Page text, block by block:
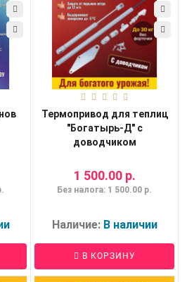
Термопривод для теплиц
"Богатырь-Д" с
доводчиком
1 500.00 р.
Без налога: 1 500.00 р.
Наличие: В наличии
В КОРЗИНУ